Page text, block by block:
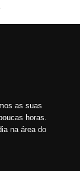
as suas
horas.
na área do